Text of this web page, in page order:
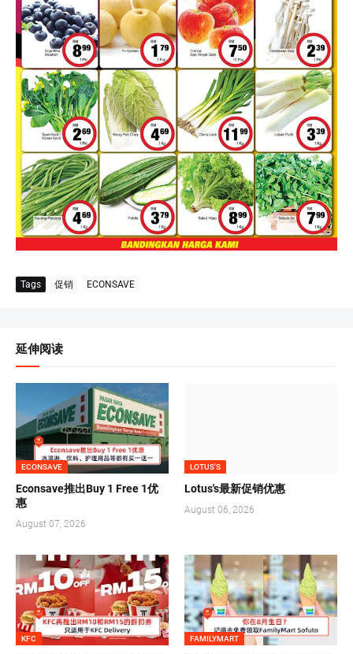
Tags 促销 ECONSAVE
延伸阅读
ECONSAVE
Econsave推出Buy 1 Free 1优
惠
August 07, 2026
LOTUS'S
Lotus's最新促销优惠
August 06, 2026
KFC FAMILYMART